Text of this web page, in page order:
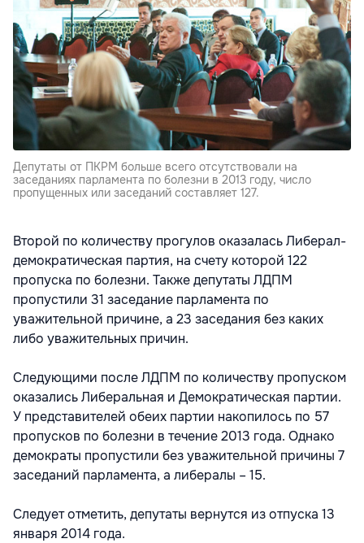
Депутаты от ПКРМ больше всего отсутствовали на
заседаниях парламента по болезни в 2013 году, число
пропущенных или заседаний составляет 127.
Второй по количеству прогулов оказалась Либерал-
демократическая партия, на счету которой 122
пропуска по болезни. Также депутаты ЛДПМ
пропустили 31 заседание парламента по
уважительной причине, а 23 заседания без каких
либо уважительных причин.
Следующими после ЛДПМ по количеству пропуском
оказались Либеральная и Демократическая партии.
У представителей обеих партии накопилось по 57
пропусков по болезни в течение 2013 года. Однако
демократы пропустили без уважительной причины 7
заседаний парламента, а либералы – 15.
Следует отметить, депутаты вернутся из отпуска 13
января 2014 года.